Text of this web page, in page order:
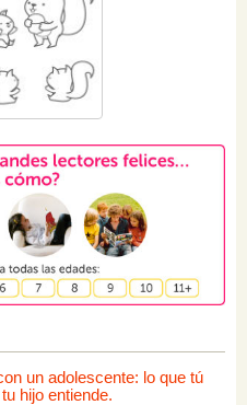
un adolescente: lo que tú
hijo entiende.